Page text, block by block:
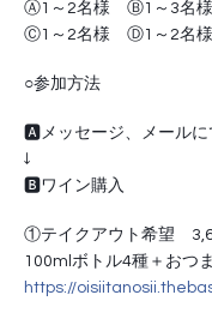
Ⓐ1～2名様　Ⓑ1～3名
Ⓒ1～2名様　Ⓓ1～2名様
○参加方法
🅰️メッセージ、メールに
↓
🅱️ワイン購入
①テイクアウト希望　
100mlボトル4種＋おつ
https://